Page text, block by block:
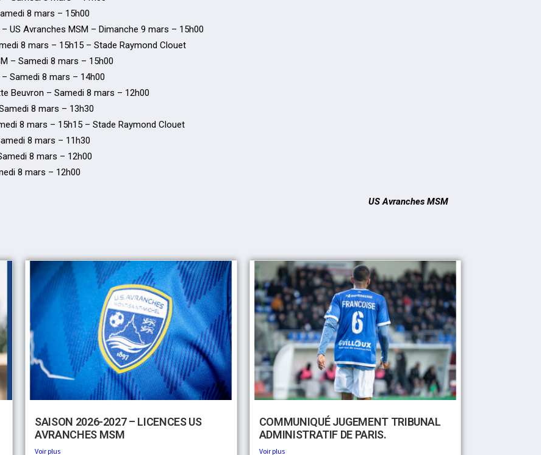
8 mars – 15h00
US Avranches MSM – Dimanche 9 mars – 15h00
8 mars – 15h15 – Stade Raymond Clouet
– Samedi 8 mars – 15h00
Samedi 8 mars – 14h00
Beuvron – Samedi 8 mars – 12h00
8 mars – 13h30
8 mars – 15h15 – Stade Raymond Clouet
8 mars – 11h30
8 mars – 12h00
8 mars – 12h00
US Avranches MSM
SAISON 2026-2027 – LICENCES US
AVRANCHES MSM
Voir plus
COMMUNIQUÉ JUGEMENT TRIBUNAL
ADMINISTRATIF DE PARIS.
Voir plus